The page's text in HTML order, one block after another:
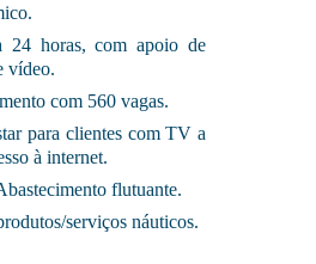
24 horas, com apoio de
vídeo.
com 560 vagas.
para clientes com TV a
à internet.
flutuante.
serviços náuticos.